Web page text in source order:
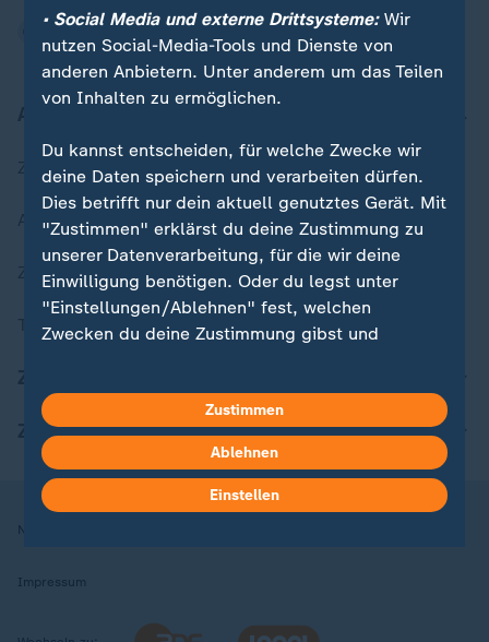
Zuletzt veröffentlicht
Aktuelle Sendungs-Videos
ZDFheute Stories
Themen im Überblick
ZDFheute Apps
Nutzungsbedingungen
Impressum
• Social Media und externe Drittsysteme:Wir
nutzen Social-Media-Tools und Dienste von
anderen Anbietern. Unter anderem um das Teilen
von Inhalten zu ermöglichen.
Du kannst entscheiden, für welche Zwecke wir
deine Daten speichern und verarbeiten dürfen.
Dies betrifft nur dein aktuell genutztes Gerät. Mit
"Zustimmen" erklärst du deine Zustimmung zu
unserer Datenverarbeitung, für die wir deine
Einwilligung benötigen. Oder du legst unter
"Einstellungen/Ablehnen" fest, welchen
Zwecken du deine Zustimmung gibst und
in deinen Einstellungen widerrufen oder ändern.
Hier findest du das Impressum.
Weitere Informationen findest du in unserer
Datenschutzerklärung.
Zustimmen
Ablehnen
Einstellen